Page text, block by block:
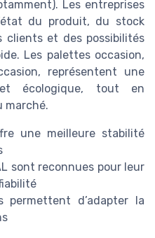
Les entreprises
du produit, du stock
clients et des possibilités
Les palettes occasion,
représentent une
et écologique, tout en
marché.
une meilleure stabilité
sont reconnues pour leur
permettent d’adapter la